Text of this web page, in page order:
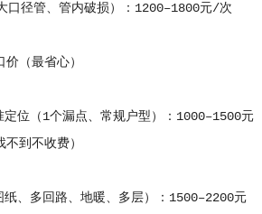
径管、管内破损）：1200–1800元/次
（最省心）
位（1个漏点、常规户型）：1000–1500元
不到不收费）
、多回路、地暖、多层）：1500–2200元